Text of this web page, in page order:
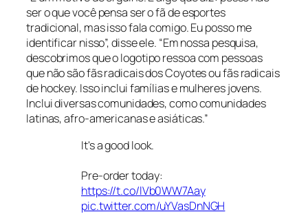
ser o que você pensa ser o fã de esportes
tradicional, mas isso fala comigo. Eu posso me
identificar nisso”, disse ele. “Em nossa pesquisa,
descobrimos que o logotipo ressoa com pessoas
que não são fãs radicais dos Coyotes ou fãs radicais
de hockey. Isso inclui famílias e mulheres jovens.
Inclui diversas comunidades, como comunidades
latinas, afro-americanas e asiáticas.”
It's a good look.
Pre-order today:
https://t.co/lVb0WW7Aay
pic.twitter.com/uYVasDnNGH